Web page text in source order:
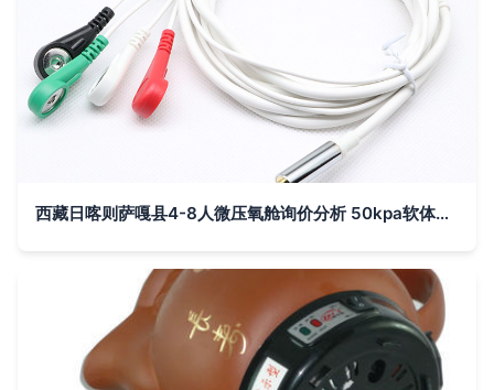
西藏日喀则萨嘎县4-8人微压氧舱询价分析 50kpa软体氧舱与高原制氧设备适配方案